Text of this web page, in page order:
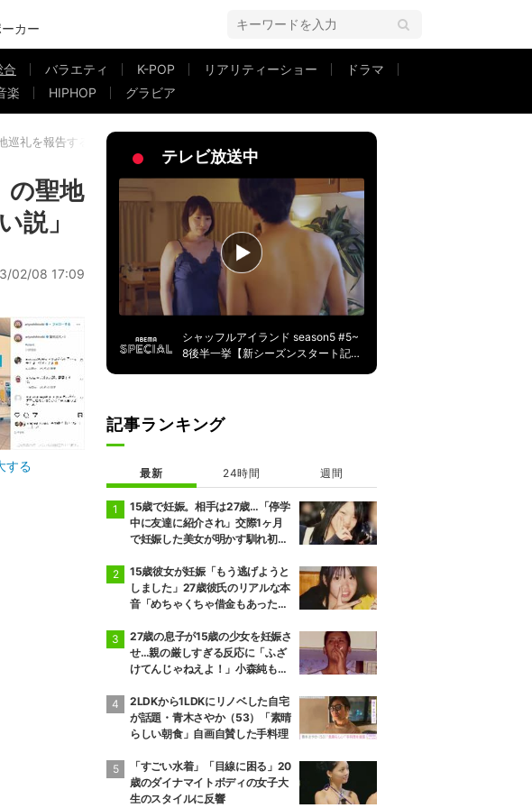
カー
合 バラエティ K-POP リアリティーショー
ドラマ
楽 HIPHOP グラビア
礼を報告するも「誰ひとり、ドラマを見てない説」
の聖地
説」
02/08 17:09
する
テレビ放送中
シャッフルアイランド season5 #5~
8後半一挙【新シーズンスタート記
記事ランキング
最新 24時間 週間
15歳で妊娠。相手は27歳…「停学
中に友達に紹介され」交際1ヶ月
で妊娠した美女が明かす馴れ初め
絶句
15歳彼女が妊娠「もう逃げようと
しました」27歳彼氏のリアルな本
音「めちゃくちゃ借金もあったの
27歳の息子が15歳の少女を妊娠さ
せ…親の厳しすぎる反応に「ふざ
けてんじゃねえよ！」小森純も怒
2LDKから1LDKにリノベした自宅
が話題・青木さやか（53）「素晴
らしい朝食」自画自賛した手料理
「すごい水着」「目線に困る」20
歳のダイナマイトボディの女子大
生のスタイルに反響